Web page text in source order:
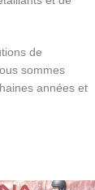
de
sommes
années et